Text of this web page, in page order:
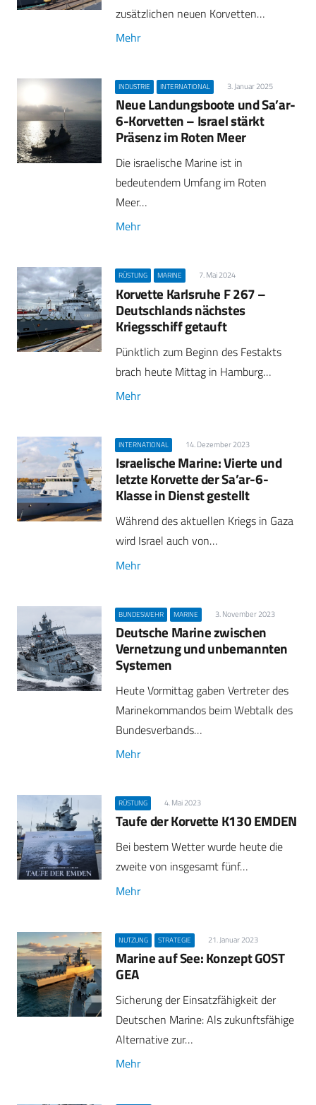
zusätzlichen neuen Korvetten…
Mehr
INDUSTRIE INTERNATIONAL 3. Januar 2025
Neue Landungsboote und Sa’ar-
6-Korvetten – Israel stärkt
Präsenz im Roten Meer
Die israelische Marine ist in
bedeutendem Umfang im Roten
Meer…
Mehr
RÜSTUNG MARINE 7. Mai 2024
Korvette Karlsruhe F 267 –
Deutschlands nächstes
Kriegsschiff getauft
Pünktlich zum Beginn des Festakts
brach heute Mittag in Hamburg…
Mehr
INTERNATIONAL 14. Dezember 2023
Israelische Marine: Vierte und
letzte Korvette der Sa’ar-6-
Klasse in Dienst gestellt
Während des aktuellen Kriegs in Gaza
wird Israel auch von…
Mehr
BUNDESWEHR MARINE 3. November 2023
Deutsche Marine zwischen
Vernetzung und unbemannten
Systemen
Heute Vormittag gaben Vertreter des
Marinekommandos beim Webtalk des
Bundesverbands…
Mehr
RÜSTUNG 4. Mai 2023
Taufe der Korvette K130 EMDEN
Bei bestem Wetter wurde heute die
zweite von insgesamt fünf…
Mehr
NUTZUNG STRATEGIE 21. Januar 2023
Marine auf See: Konzept GOST
GEA
Sicherung der Einsatzfähigkeit der
Deutschen Marine: Als zukunftsfähige
Alternative zur…
Mehr